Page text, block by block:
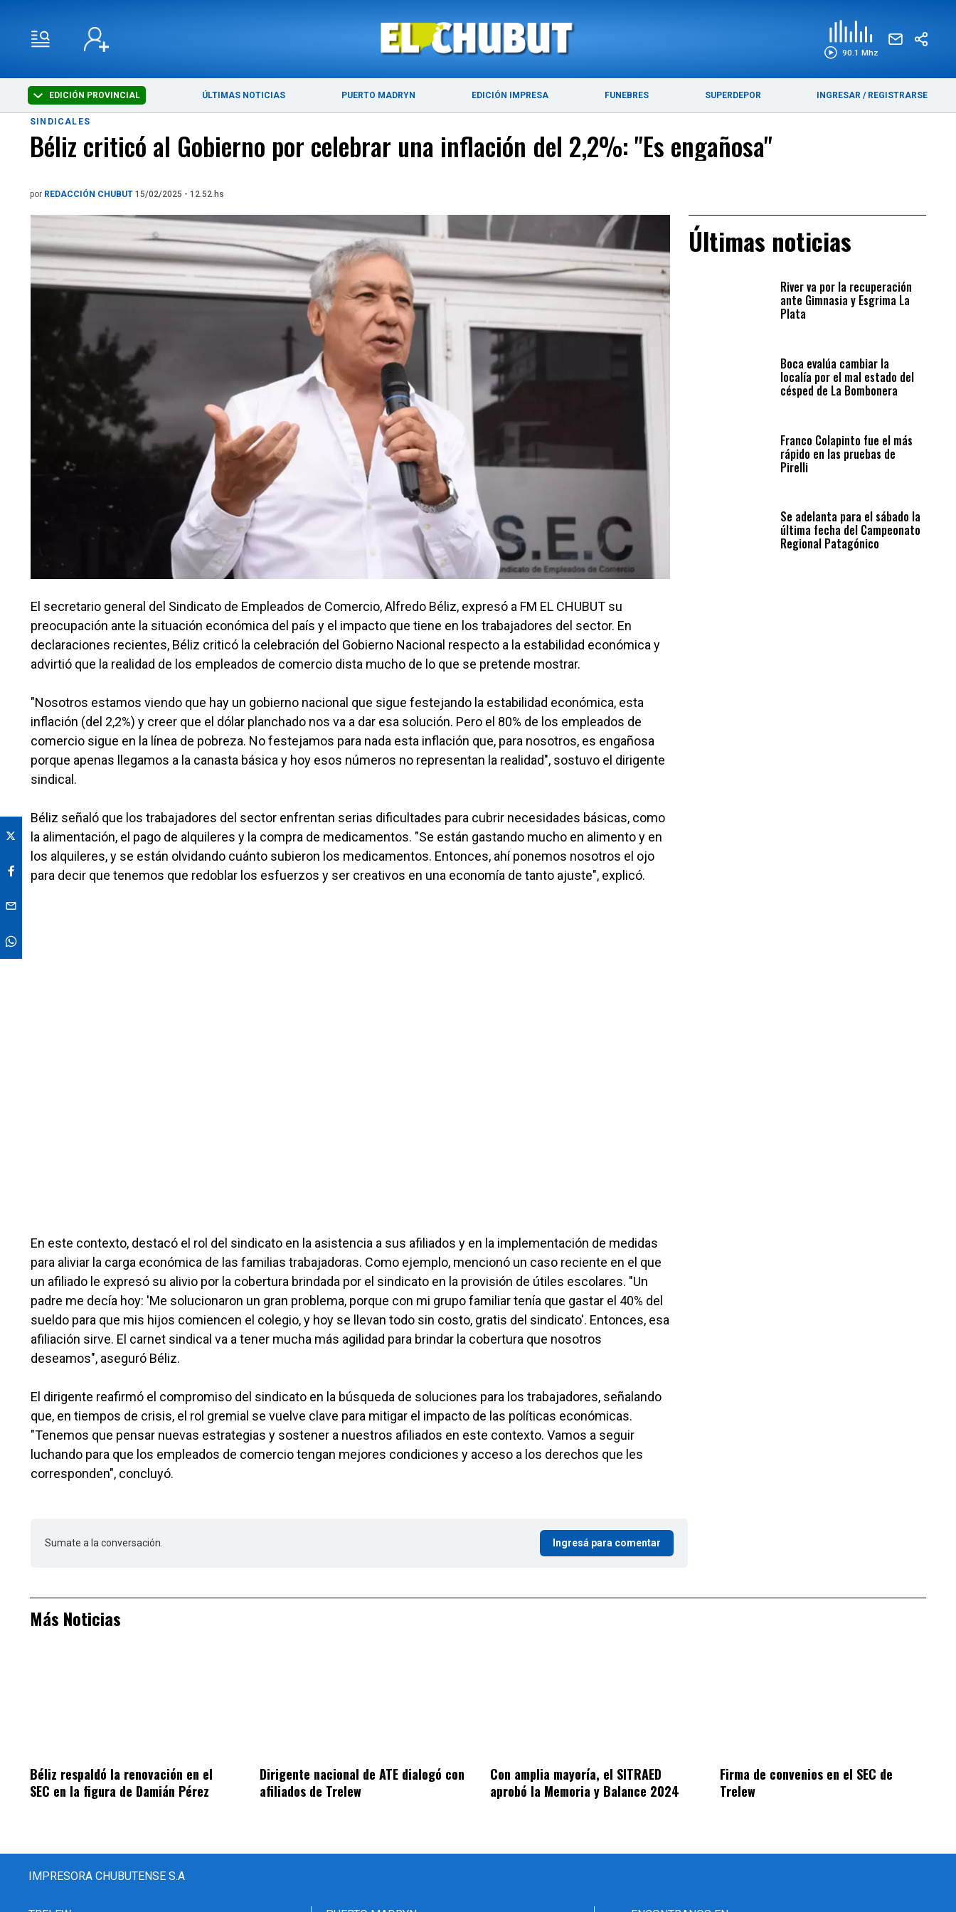
90.1 Mhz
EDICIÓN PROVINCIAL ÚLTIMAS NOTICIAS PUERTO MADRYN EDICIÓN IMPRESA FUNEBRES SUPERDEPOR INGRESAR / REGISTRARSE
ÚLTIMAS NOTICIAS PUERTO MADRYN
SINDICALES
Béliz criticó al Gobierno por celebrar una inflación del 2,2%: "Es engañosa"
por REDACCIÓN CHUBUT 15/02/2025 - 12.52.hs
El secretario general del Sindicato de Empleados de Comercio, Alfredo Béliz, expresó a FM EL CHUBUT su
preocupación ante la situación económica del país y el impacto que tiene en los trabajadores del sector. En
declaraciones recientes, Béliz criticó la celebración del Gobierno Nacional respecto a la estabilidad económica y
advirtió que la realidad de los empleados de comercio dista mucho de lo que se pretende mostrar.
"Nosotros estamos viendo que hay un gobierno nacional que sigue festejando la estabilidad económica, esta
inflación (del 2,2%) y creer que el dólar planchado nos va a dar esa solución. Pero el 80% de los empleados de
comercio sigue en la línea de pobreza. No festejamos para nada esta inflación que, para nosotros, es engañosa
porque apenas llegamos a la canasta básica y hoy esos números no representan la realidad", sostuvo el dirigente
sindical.
Béliz señaló que los trabajadores del sector enfrentan serias dificultades para cubrir necesidades básicas, como
la alimentación, el pago de alquileres y la compra de medicamentos. "Se están gastando mucho en alimento y en
los alquileres, y se están olvidando cuánto subieron los medicamentos. Entonces, ahí ponemos nosotros el ojo
para decir que tenemos que redoblar los esfuerzos y ser creativos en una economía de tanto ajuste", explicó.
En este contexto, destacó el rol del sindicato en la asistencia a sus afiliados y en la implementación de medidas
para aliviar la carga económica de las familias trabajadoras. Como ejemplo, mencionó un caso reciente en el que
un afiliado le expresó su alivio por la cobertura brindada por el sindicato en la provisión de útiles escolares. "Un
padre me decía hoy: 'Me solucionaron un gran problema, porque con mi grupo familiar tenía que gastar el 40% del
sueldo para que mis hijos comiencen el colegio, y hoy se llevan todo sin costo, gratis del sindicato'. Entonces, esa
afiliación sirve. El carnet sindical va a tener mucha más agilidad para brindar la cobertura que nosotros
deseamos", aseguró Béliz.
El dirigente reafirmó el compromiso del sindicato en la búsqueda de soluciones para los trabajadores, señalando
que, en tiempos de crisis, el rol gremial se vuelve clave para mitigar el impacto de las políticas económicas.
"Tenemos que pensar nuevas estrategias y sostener a nuestros afiliados en este contexto. Vamos a seguir
luchando para que los empleados de comercio tengan mejores condiciones y acceso a los derechos que les
corresponden", concluyó.
Sumate a la conversación. Ingresá para comentar
Últimas noticias
River va por la recuperación
ante Gimnasia y Esgrima La
Plata
Boca evalúa cambiar la
localía por el mal estado del
césped de La Bombonera
Franco Colapinto fue el más
rápido en las pruebas de
Pirelli
Se adelanta para el sábado la
última fecha del Campeonato
Regional Patagónico
Más Noticias
Béliz respaldó la renovación en el
SEC en la figura de Damián Pérez
Dirigente nacional de ATE dialogó con
afiliados de Trelew
Con amplia mayoría, el SITRAED
aprobó la Memoria y Balance 2024
Firma de convenios en el SEC de
Trelew
IMPRESORA CHUBUTENSE S.A